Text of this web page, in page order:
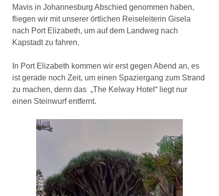
Mavis in Johannesburg Abschied genommen haben,
fliegen wir mit unserer örtlichen Reiseleiterin Gisela
nach Port Elizabeth, um auf dem Landweg nach
Kapstadt zu fahren.
In Port Elizabeth kommen wir erst gegen Abend an, es
ist gerade noch Zeit, um einen Spaziergang zum Strand
zu machen, denn das „The Kelway Hotel“ liegt nur
einen Steinwurf entfernt.